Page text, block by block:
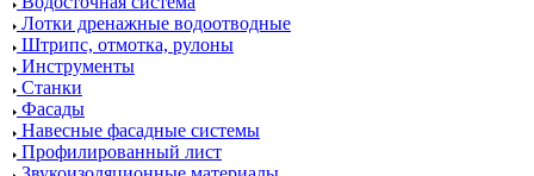
Лотки дренажные водоотводные
Штрипс, отмотка, рулоны
Инструменты
Станки
Фасады
Навесные фасадные системы
Профилированный лист